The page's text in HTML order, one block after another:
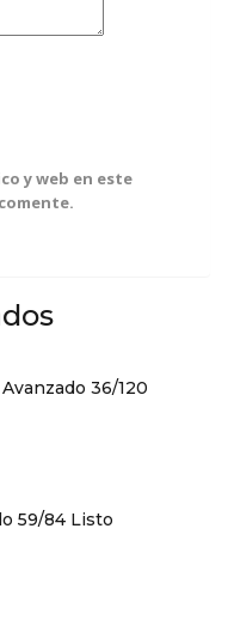
y web en este
36/120
59/84 Listo